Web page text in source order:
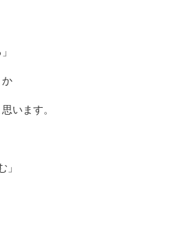
か
います。
」